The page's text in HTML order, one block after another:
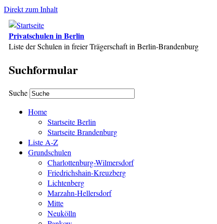
Direkt zum Inhalt
Privatschulen in Berlin
Liste der Schulen in freier Trägerschaft in Berlin-Brandenburg
Suchformular
Suche
Home
Startseite Berlin
Startseite Brandenburg
Liste A-Z
Grundschulen
Charlottenburg-Wilmersdorf
Friedrichshain-Kreuzberg
Lichtenberg
Marzahn-Hellersdorf
Mitte
Neukölln